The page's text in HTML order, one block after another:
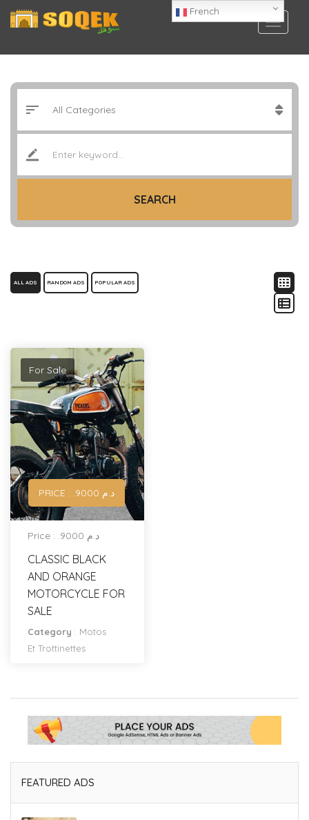
SEARCH
ALL ADS RANDOM ADS POPULAR ADS
PRICE : .د.م 9000
For Sale
Price : .د.م 9000
CLASSIC BLACK
AND ORANGE
MOTORCYCLE FOR
SALE
Category : Motos
Et Trottinettes
FEATURED ADS
French